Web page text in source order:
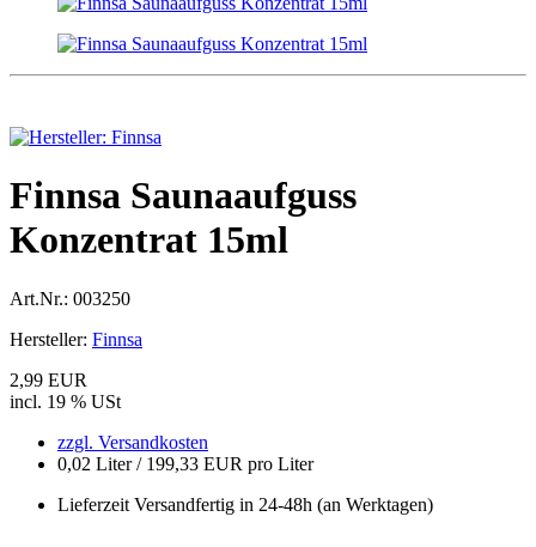
Finnsa Saunaaufguss
Konzentrat 15ml
Art.Nr.: 003250
Hersteller: Finnsa
2,99 EUR
incl. 19 % USt
zzgl. Versandkosten
0,02 Liter / 199,33 EUR pro Liter
Lieferzeit Versandfertig in 24-48h (an Werktagen)